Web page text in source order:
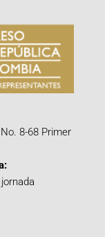
8-68 Primer